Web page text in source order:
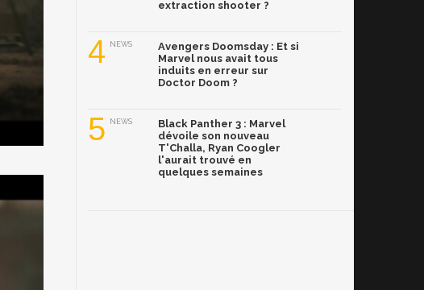
extraction shooter ?
4 NEWS
Avengers Doomsday : Et si
Marvel nous avait tous
induits en erreur sur
Doctor Doom ?
5 NEWS
Black Panther 3 : Marvel
dévoile son nouveau
T'Challa, Ryan Coogler
l'aurait trouvé en
quelques semaines